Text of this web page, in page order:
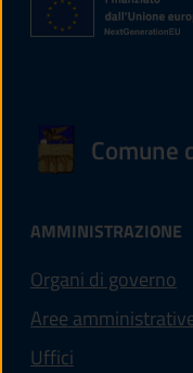
Comune
AMMINISTRAZIONE
Organi di governo
Aree
Uffici